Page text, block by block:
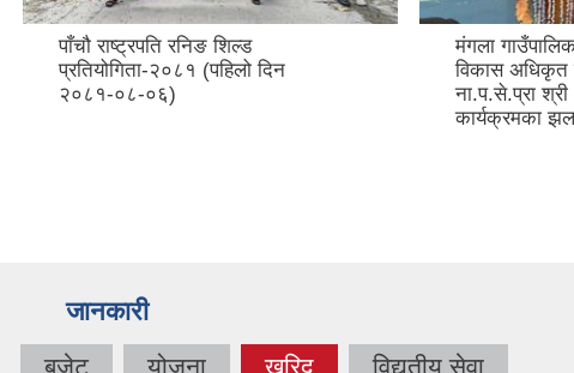
पाँचौ राष्ट्रपति रनिङ शिल्ड
प्रतियोगिता-२०८१ (पहिलो दिन
२०८१-०८-०६)
मंगला
विकास अधिकृत
ना.प.से.प्रा
कार्यक्रमका
जानकारी
बजेट योजना खरिद विद्युतीय सेवा